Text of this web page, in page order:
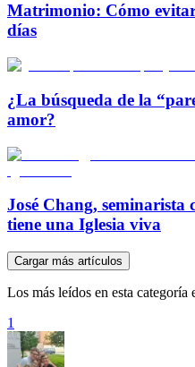
Matrimonio: Cómo evitar
días
¿La búsqueda de la
amor?
José Chang,
tiene una Iglesia viva
Cargar más artículos
Los más leídos en esta categoría
1